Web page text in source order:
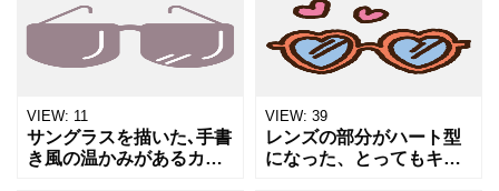
VIEW: 11
サングラスを描いた､手書
き風の温かみがあるカラ
VIEW: 39
レンズの部分がハート型
になった、とってもキュ